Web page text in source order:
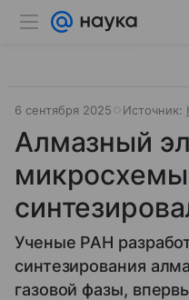
6 сентября 2025 Источник:
Алмазный
Ученые РАН
синтезирования
газовой фазы,